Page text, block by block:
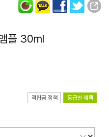
플 30ml
적립금 정책 등급별 혜택